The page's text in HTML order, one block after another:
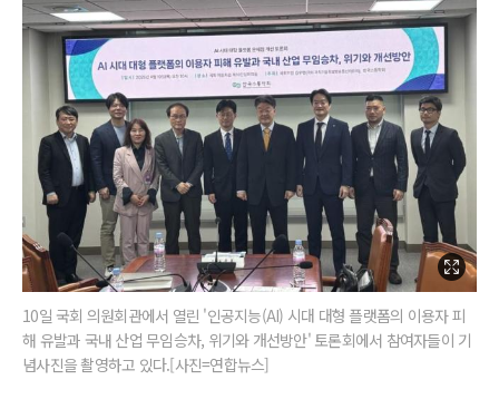
10일 국회 의원회관에서 열린 '인공지능(AI) 시대 대형 플랫폼의 이용자 피
해 유발과 국내 산업 무임승차, 위기와 개선방안' 토론회에서 참여자들이 기
념사진을 촬영하고 있다.[사진=연합뉴스]